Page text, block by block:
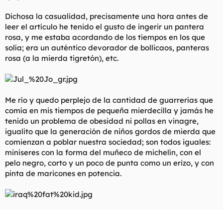
Dichosa la casualidad, precisamente una hora antes de
leer el artículo he tenido el gusto de ingerir un pantera
rosa, y me estaba acordando de los tiempos en los que
solía; era un auténtico devorador de bollicaos, panteras
rosa (a la mierda tigretón), etc.
Me río y quedo perplejo de la cantidad de guarrerías que
comía en mis tiempos de pequeña mierdecilla y jamás he
tenido un problema de obesidad ni pollas en vinagre,
igualito que la generación de niños gordos de mierda que
comienzan a poblar nuestra sociedad; son todos iguales:
miniseres con la forma del muñeco de michelín, con el
pelo negro, corto y un poco de punta como un erizo, y con
pinta de maricones en potencia.